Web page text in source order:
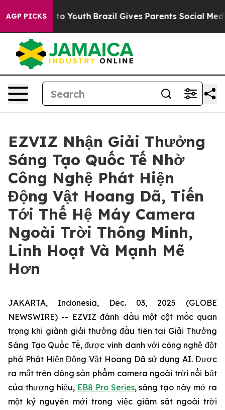
AGP PICKS
Harms to Youth Brazil Gives Parents Social Media
EZVIZ Nhận Giải Thưởng
Sáng Tạo Quốc Tế Nhờ
Công Nghệ Phát Hiện
Động Vật Hoang Dã, Tiến
Tới Thế Hệ Máy Camera
Ngoài Trời Thông Minh,
Linh Hoạt Và Mạnh Mẽ
Hơn
JAKARTA, Indonesia, Dec. 03, 2025 (GLOBE
NEWSWIRE) -- EZVIZ đánh dấu một cột mốc quan
trọng khi giành giải thưởng đầu tiên tại Giải Thưởng
Sáng Tạo Quốc Tế, được vinh danh với công nghệ đột
phá Phát Hiện Động Vật Hoang Dã sử dụng AI. Được
ra mắt trên dòng sản phẩm camera ngoài trời nổi bật
của thương hiệu, EB8 Pro Series, sáng tạo này mở ra
một kỷ nguyên mới trong việc giám sát ngoài trời